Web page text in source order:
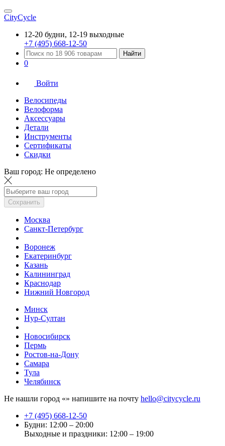
CityCycle
12-20 будни, 12-19 выходные
+7 (495) 668-12-50
Найти
0
Войти
Велосипеды
Велоформа
Аксессуары
Детали
Инструменты
Сертификаты
Скидки
Ваш город: Не определено
Сохранить
Москва
Санкт-Петербург
Воронеж
Екатеринбург
Казань
Калининград
Краснодар
Нижний Новгород
Минск
Нур-Султан
Новосибирск
Пермь
Ростов-на-Дону
Самара
Тула
Челябинск
Не нашли город «» напишите на почту hello@citycycle.ru
+7 (495) 668-12-50
Будни: 12:00 – 20:00
Выходные и праздники: 12:00 – 19:00